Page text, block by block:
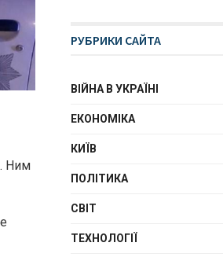
Ним
РУБРИКИ САЙТА
ВІЙНА В УКРАЇНІ
ЕКОНОМІКА
КИЇВ
ПОЛІТИКА
СВІТ
ТЕХНОЛОГІЇ